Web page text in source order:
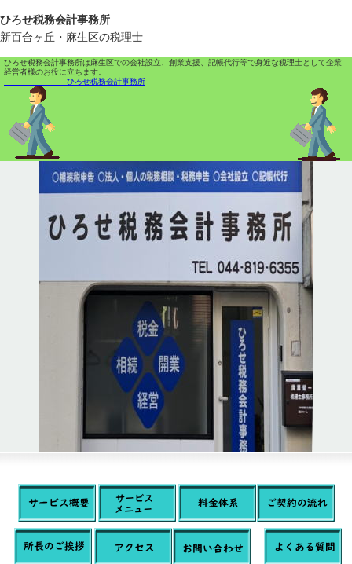
ひろせ税務会計事務所
新百合ヶ丘・麻生区の税理士
ひろせ税務会計事務所は麻生区での会社設立、創業支援、記帳代行等で身近な税理士として企業
経営者様のお役に立ちます。
ひろせ税務会計事務所